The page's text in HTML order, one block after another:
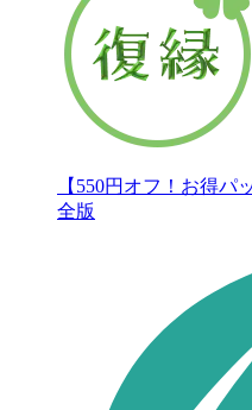
【550円オフ！お得
全版